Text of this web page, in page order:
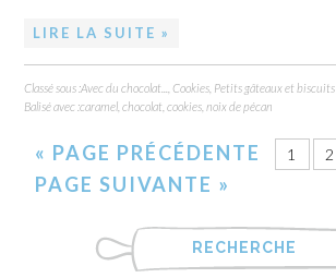
LIRE LA SUITE »
Classé sous :Avec du chocolat... ,Cookies Petits gâteaux et biscuits
Balisé avec :caramel ,chocolat ,cookies ,noix de pécan
« PAGE PRÉCÉDENTE 1 2
PAGE SUIVANTE »
RECHERCHE